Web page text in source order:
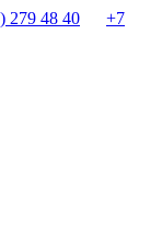
279 48 40
+7